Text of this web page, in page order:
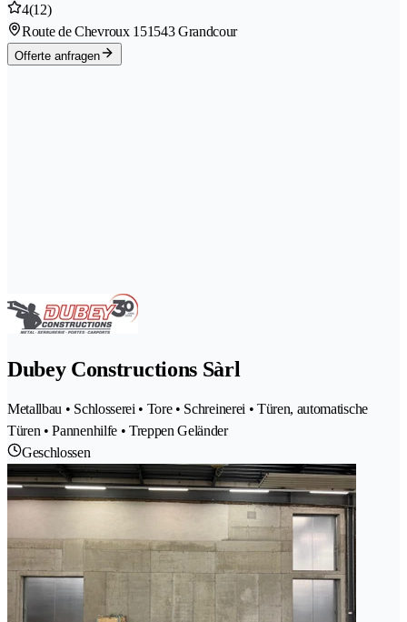
4(12)
Route de Chevroux 151543 Grandcour
Offerte anfragen
Dubey Constructions Sàrl
Metallbau • Schlosserei • Tore • Schreinerei • Türen, automatische
Türen • Pannenhilfe • Treppen Geländer
Geschlossen